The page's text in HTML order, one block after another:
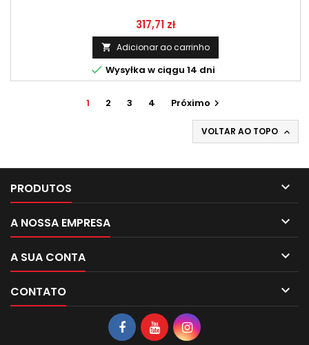
Preço
317,71 zł
 Adicionar ao carrinho
 Wysyłka w ciągu 14 dni
1 2 3 4 Próximo 
VOLTAR AO TOPO 
PRODUTOS 
A NOSSA EMPRESA 
A SUA CONTA 
CONTATO 